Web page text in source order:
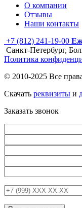
О компании
Отзывы
Наши контакты
+7 (812) 241-19-00
Санкт-Петербург,
Политика
© 2010-2025 Все
Скачать реквизиты и
Заказать звонок